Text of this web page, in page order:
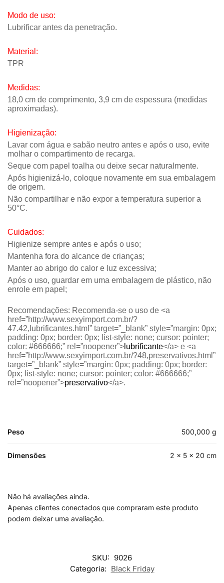
Modo de uso:
Lubrificar antes da penetração.
Material:
TPR
Medidas:
18,0 cm de comprimento, 3,9 cm de espessura (medidas
aproximadas).
Higienização:
Lavar com água e sabão neutro antes e após o uso, evite
molhar o compartimento de recarga.
Seque com papel toalha ou deixe secar naturalmente.
Após higienizá-lo, coloque novamente em sua embalagem
de origem.
Não compartilhar e não expor a temperatura superior a
50°C.
Cuidados:
Higienize sempre antes e após o uso;
Mantenha fora do alcance de crianças;
Manter ao abrigo do calor e luz excessiva;
Após o uso, guardar em uma embalagem de plástico, não
enrole em papel;
Recomendações: Recomenda-se o uso de <a
href=”http://www.sexyimport.com.br/?
47.42,lubrificantes.html” target=”_blank” style=”margin: 0px;
padding: 0px; border: 0px; list-style: none; cursor: pointer;
color: #666666;” rel=”noopener”> lubrificante</a> e <a
href=”http://www.sexyimport.com.br/?48,preservativos.html”
target=”_blank” style=”margin: 0px; padding: 0px; border:
0px; list-style: none; cursor: pointer; color: #666666;”
rel=”noopener”>preservativo</a>.
Peso 500,000 g
Dimensões 2 × 5 × 20 cm
Não há avaliações ainda.
Apenas clientes conectados que compraram este produto
podem deixar uma avaliação.
SKU: 9026
Categoria: Black Friday